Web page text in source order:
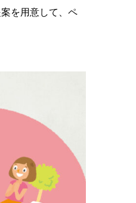
を用意して、ペ